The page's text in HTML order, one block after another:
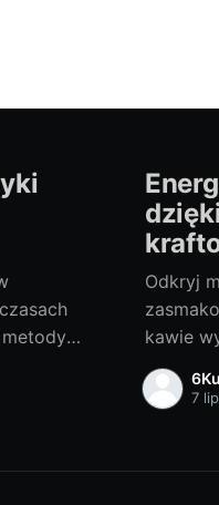
wegan
sobie
Odkryj
kawie
siebie
7